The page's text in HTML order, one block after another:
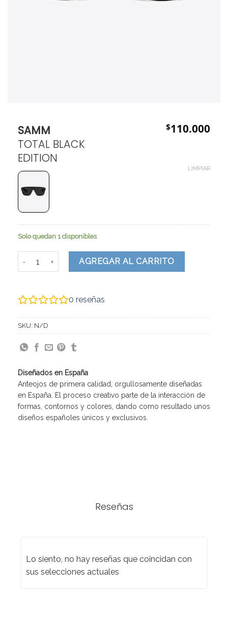
SAMM
TOTAL BLACK
EDITION
$110.000
LIMPIAR
Solo quedan 1 disponibles
AGREGAR AL CARRITO
0 reseñas
SKU: N/D
Diseñados en España
Anteojos de primera calidad, orgullosamente diseñadas
en España. El proceso creativo parte de la interacción de
formas, contornos y colores, dando como resultado unos
diseños españoles únicos y exclusivos.
Reseñas
Lo siento, no hay reseñas que coincidan con
sus selecciones actuales